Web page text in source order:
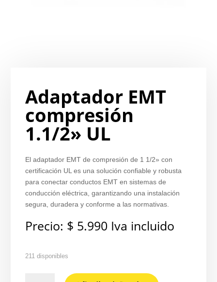
Adaptador EMT
compresión
1.1/2» UL
El adaptador EMT de compresión de 1 1/2» con
certificación UL es una solución confiable y robusta
para conectar conductos EMT en sistemas de
conducción eléctrica, garantizando una instalación
segura, duradera y conforme a las normativas.
Precio: $ 5.990 Iva incluido
211 disponibles